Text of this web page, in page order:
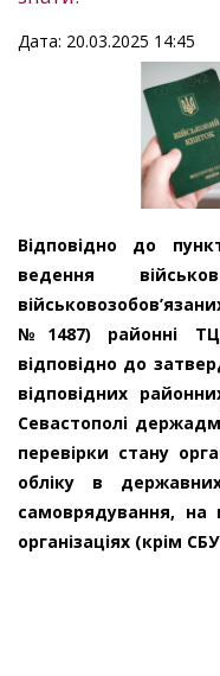
Дата: 20.03.2025 14:45
Відповідно до
ведення
№1487) районні
відповідно до
відповідних
Севастополі
перевірки стану
обліку в
самоврядування, на
організаціях (крім